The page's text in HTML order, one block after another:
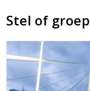
Stel of groep